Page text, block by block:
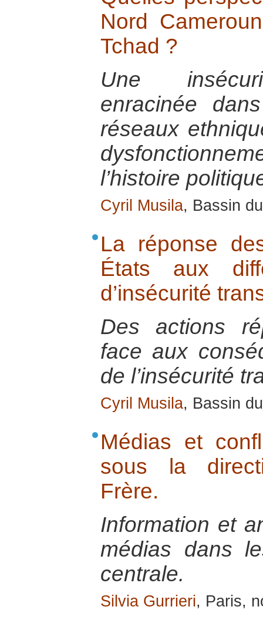
Nord
Tchad ?
Une
enracinée
réseaux
l’histoire
Cyril Musila, Bassin
La réponse
États aux
d’insécurité
Des actions
face aux
de l’insécurité
Cyril Musila, Bassin
Médias et
sous la
Frère.
Information et
médias dans
centrale.
Silvia Gurrieri, Paris,